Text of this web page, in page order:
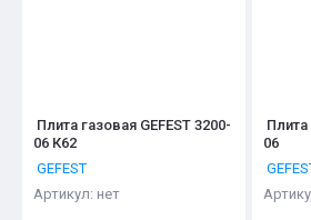
Плита газовая GEFEST 3200-
06 К62
GEFEST
Артикул: нет
Плита
06